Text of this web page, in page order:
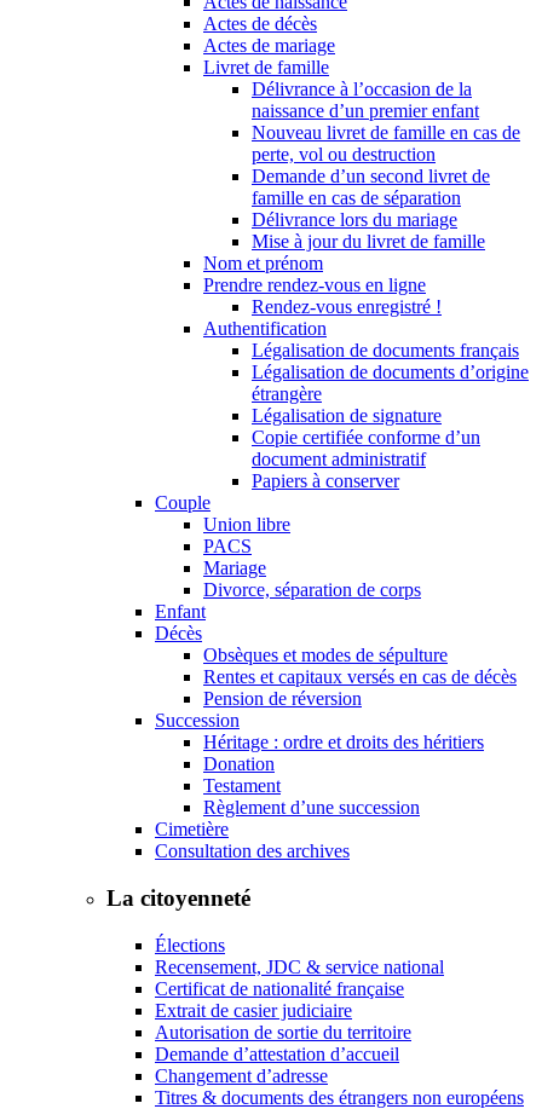
Actes de décès
Actes de mariage
Livret de famille
Délivrance à l’occasion de la
naissance d’un premier enfant
Nouveau livret de famille en cas de
perte, vol ou destruction
Demande d’un second livret de
famille en cas de séparation
Délivrance lors du mariage
Mise à jour du livret de famille
Nom et prénom
Prendre rendez-vous en ligne
Rendez-vous enregistré !
Authentification
Légalisation de documents français
Légalisation de documents d’origine
étrangère
Légalisation de signature
Copie certifiée conforme d’un
document administratif
Papiers à conserver
Couple
Union libre
PACS
Mariage
Divorce, séparation de corps
Enfant
Décès
Obsèques et modes de sépulture
Rentes et capitaux versés en cas de décès
Pension de réversion
Succession
Héritage : ordre et droits des héritiers
Donation
Testament
Règlement d’une succession
Cimetière
Consultation des archives
La citoyenneté
Élections
Recensement, JDC & service national
Certificat de nationalité française
Extrait de casier judiciaire
Autorisation de sortie du territoire
Demande d’attestation d’accueil
Changement d’adresse
Titres & documents des étrangers non européens